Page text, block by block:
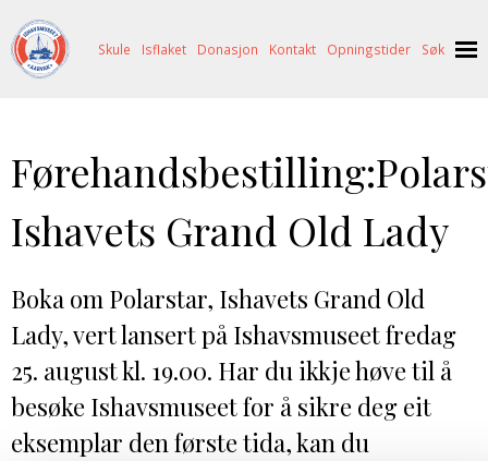
OM OSS
BILDE FRÅ MUSEET
UTSTILLINGAR
ISHAVSSKUTA AARVAK
OVERVINTRINGSFANGST PÅ NORDAUST-GRØNLAND
RAGNAR THORSETH – LEVD LIV
SVART GULL I BRANDAL CITY
ARRANGEMENT
UTLEIGE
HISTORIKK
ISHAVSMUSEETS VENNER
FORTELLINGAR
SVALBARD
NORDØST-GRØNLAND
SELFANGST
PETER S. BRANDAL
BILDEGALLERI
NETTBUTIKK
SKUTEKATALOG
ARRANGEMENT
UTLEIGE
SKULE
SKULEBESØK
ISFLAKET
Skule Isflaket Donasjon Kontakt Opningstider Søk
Ishavets Grand Old Lady
Boka om Polarstar, Ishavets Grand Old
Lady, vert lansert på Ishavsmuseet fredag
25. august kl. 19.00. Har du ikkje høve til å
besøke Ishavsmuseet for å sikre deg eit
eksemplar den første tida, kan du